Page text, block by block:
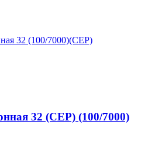
32 (СЕР) (100/7000)